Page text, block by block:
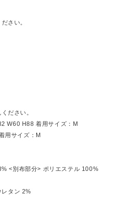
さい。
ださい。
W60 H88 着用サイズ：M
用サイズ：M
<別布部分> ポリエステル 100%
レタン 2%